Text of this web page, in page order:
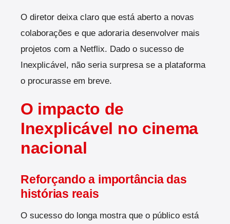
O diretor deixa claro que está aberto a novas
colaborações e que adoraria desenvolver mais
projetos com a Netflix. Dado o sucesso de
Inexplicável, não seria surpresa se a plataforma
o procurasse em breve.
O impacto de
Inexplicável no cinema
nacional
Reforçando a importância das
histórias reais
O sucesso do longa mostra que o público está